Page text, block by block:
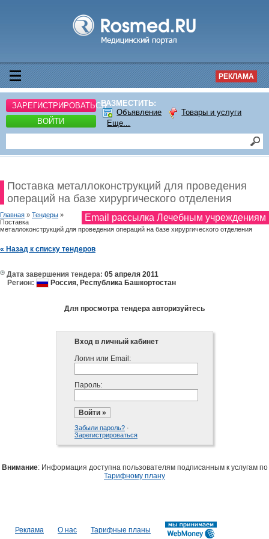
РЕКЛАМА
ЗАРЕГИСТРИРОВАТЬСЯ
ВОЙТИ
РАЗМЕСТИТЬ:
Объявление
Товары и услуги
Еще...
Поставка металлоконструкций для проведения
операций на базе хирургического отделения
Email рассылка Лечебным учреждениям
Главная » Тендеры »
Поставка
металлоконструкций для проведения операций на базе хирургического отделения
« Назад к списку тендеров
Дата завершения тендера: 05 апреля 2011
Регион:
Россия, Республика Башкортостан
Для просмотра тендера авторизуйтесь
Вход в личный кабинет
Логин или Email:
Пароль:
Забыли пароль? ·
Зарегистрироваться
Внимание: Информация доступна пользователям подписанным к услугам по
Тарифному плану
Реклама О нас Тарифные планы